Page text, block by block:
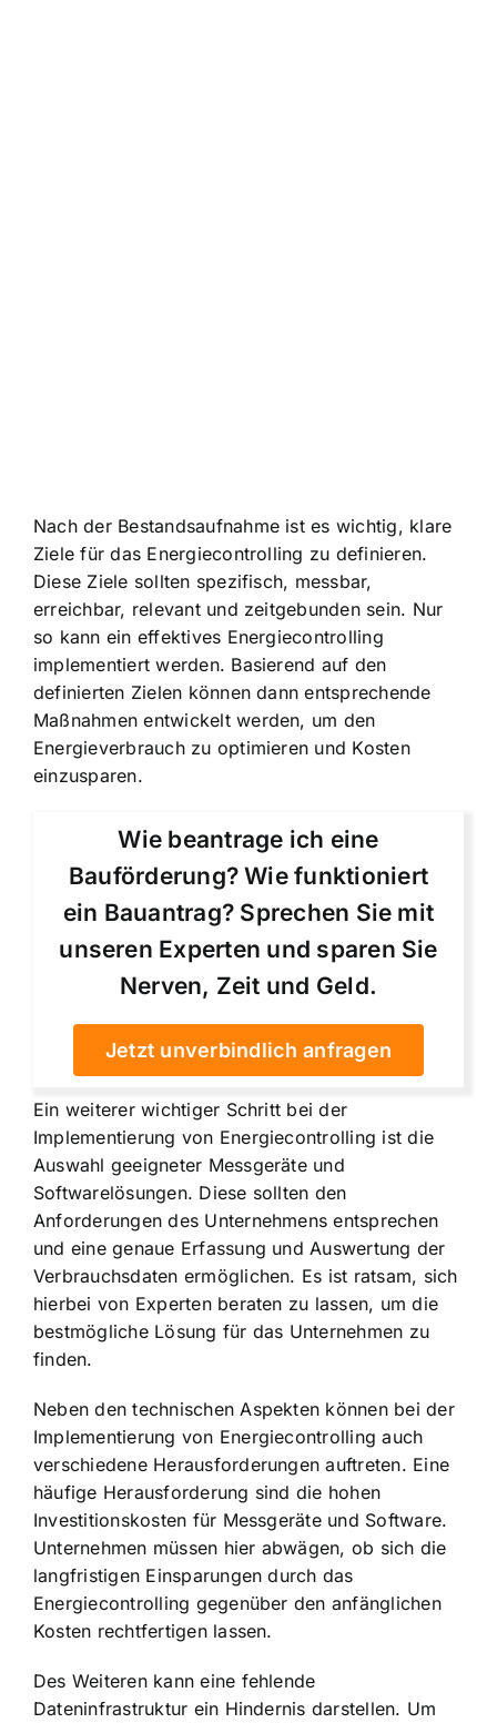
Nach der Bestandsaufnahme ist es wichtig, klare
Ziele für das Energiecontrolling zu definieren.
Diese Ziele sollten spezifisch, messbar,
erreichbar, relevant und zeitgebunden sein. Nur
so kann ein effektives Energiecontrolling
implementiert werden. Basierend auf den
definierten Zielen können dann entsprechende
Maßnahmen entwickelt werden, um den
Energieverbrauch zu optimieren und Kosten
einzusparen.
Wie beantrage ich eine
Bauförderung? Wie funktioniert
ein Bauantrag? Sprechen Sie mit
unseren Experten und sparen Sie
Nerven, Zeit und Geld.
Jetzt unverbindlich anfragen
Ein weiterer wichtiger Schritt bei der
Implementierung von Energiecontrolling ist die
Auswahl geeigneter Messgeräte und
Softwarelösungen. Diese sollten den
Anforderungen des Unternehmens entsprechen
und eine genaue Erfassung und Auswertung der
Verbrauchsdaten ermöglichen. Es ist ratsam, sich
hierbei von Experten beraten zu lassen, um die
bestmögliche Lösung für das Unternehmen zu
finden.
Neben den technischen Aspekten können bei der
Implementierung von Energiecontrolling auch
verschiedene Herausforderungen auftreten. Eine
häufige Herausforderung sind die hohen
Investitionskosten für Messgeräte und Software.
Unternehmen müssen hier abwägen, ob sich die
langfristigen Einsparungen durch das
Energiecontrolling gegenüber den anfänglichen
Kosten rechtfertigen lassen.
Des Weiteren kann eine fehlende
Dateninfrastruktur ein Hindernis darstellen. Um